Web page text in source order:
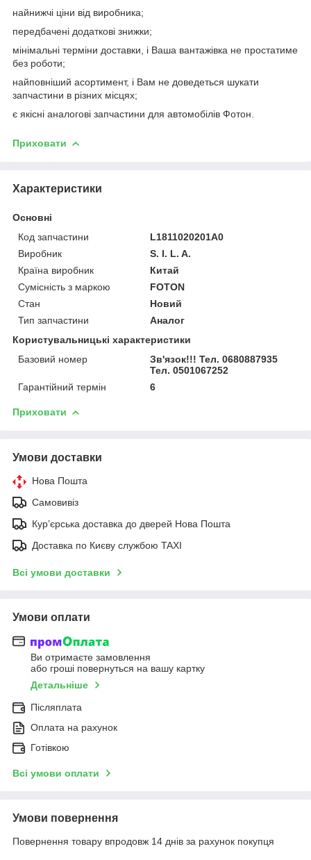
найнижчі ціни від виробника;
передбачені додаткові знижки;
мінімальні терміни доставки, і Ваша вантажівка не простатиме
без роботи;
найповніший асортимент, і Вам не доведеться шукати
запчастини в різних місцях;
є якісні аналогові запчастини для автомобілів Фотон.
Приховати
Характеристики
Основні
Код запчастини
L1811020201A0
Виробник
S. I. L. A.
Країна виробник
Китай
Сумісність з маркою
FOTON
Стан
Новий
Тип запчастини
Аналог
Користувальницькі характеристики
Базовий номер
Зв'язок!!! Тел. 0680887935
Тел. 0501067252
Гарантійний термін
6
Приховати
Умови доставки
Нова Пошта
Самовивіз
Курʼєрська доставка до дверей Нова Пошта
Доставка по Києву службою TAXI
Всі умови доставки
Умови оплати
Ви отримаєте замовлення
або гроші повернуться на вашу картку
Детальніше
Післяплата
Оплата на рахунок
Готівкою
Всі умови оплати
Умови повернення
Повернення товару впродовж 14 днів за рахунок покупця